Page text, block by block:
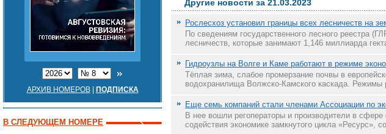
АРХИВ НОМЕРОВ| ПОДПИСКА
В СЛЕДУЮЩЕМ НОМЕРЕ
Другие новости за 21.03.2023
Рослесхоз установил границы всех лесничеств на
По сведениям государственного лесного реестра
лесничеств, которые занимают 1,146 миллиарда
Гидроузлы на Волге и Каме работают в режиме
Тёплая зима, слабое промерзание почвы в
водохранилища Волжско-Камского каскада.
Еще семь компаний стали членами Ассоциации по
В нее вошли регоператоры и производители в
содействия экономике замкнутого цикла «Ресурс»,